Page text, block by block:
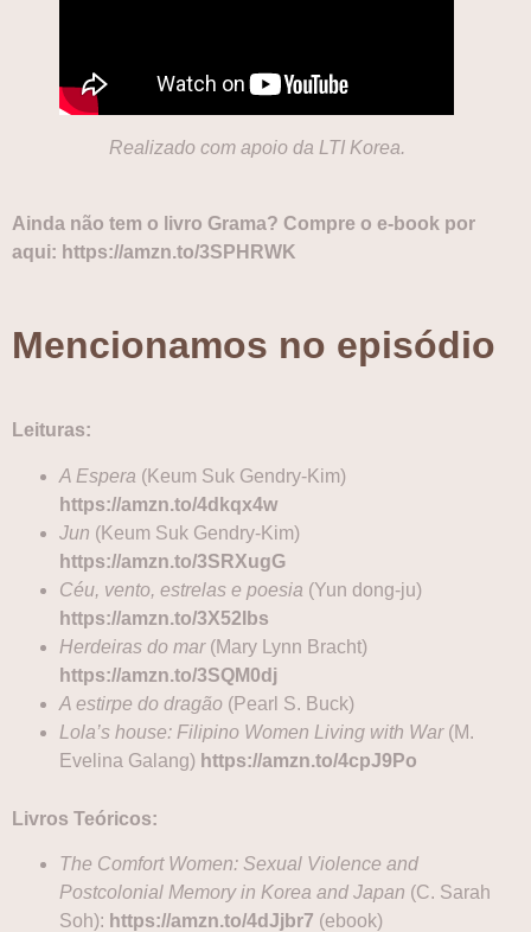
Realizado com apoio da LTI Korea.
Ainda não tem o livro Grama? Compre o e-book por
aqui: https://amzn.to/3SPHRWK
Mencionamos no episódio
Leituras:
A Espera (Keum Suk Gendry-Kim)
https://amzn.to/4dkqx4w
Jun (Keum Suk Gendry-Kim)
https://amzn.to/3SRXugG
Céu, vento, estrelas e poesia (Yun dong-ju)
https://amzn.to/3X52Ibs
Herdeiras do mar(Mary Lynn Bracht)
https://amzn.to/3SQM0dj
A estirpe do dragão (Pearl S. Buck)
Lola’s house: Filipino Women Living with War(M.
Evelina Galang) https://amzn.to/4cpJ9Po
Livros Teóricos:
The Comfort Women: Sexual Violence and
Postcolonial Memory in Korea and Japan (C. Sarah
Soh): https://amzn.to/4dJjbr7 (ebook)